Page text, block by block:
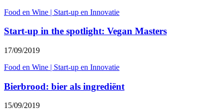
Food en Wine | Start-up en Innovatie
Start-up in the spotlight: Vegan Masters
17/09/2019
Food en Wine | Start-up en Innovatie
Bierbrood: bier als ingrediënt
15/09/2019